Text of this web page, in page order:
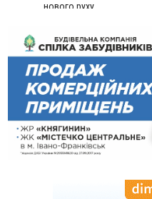
нового руху
У Франківську
спостережень
12:24
Лікування наркоманії
терапію якомога раніше
12:00
Франківця, який у
тисяч гривень у валюті,
11:50
Податкова передасть в
чоловіків 18–60 років
11:20
Водійка, яку на
У Франківську,